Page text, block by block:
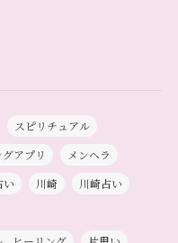
スピリチュアル
アプリ
メンヘラ
い 川崎
川崎占い